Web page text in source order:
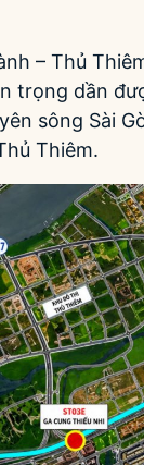
– Thủ
trọng dần
sông Sài
Thiêm.